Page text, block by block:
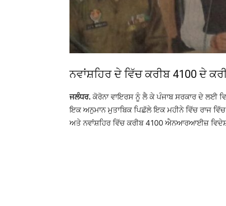
ਨਵਾਂਸ਼ਹਿਰ ਦੇ ਵਿੱਚ ਕਰੀਬ 4100
ਜਲੰਧਰ. ਕੋਰੋਨਾ ਵਾਇਰਸ ਨੂੰ ਲੈ ਕੇ ਪੰਜਾਬ ਸਰਕਾਰ ਦੇ ਲਈ
ਇਕ ਅਨੁਮਾਨ ਮੁਤਾਬਿਕ ਪਿਛੱਲੇ ਇਕ ਮਹੀਨੇ ਵਿੱਚ ਰਾਜ
ਅਤੇ ਨਵਾਂਸ਼ਹਿਰ ਵਿੱਚ ਕਰੀਬ 4100 ਐਨਆਰਆਈਜ਼